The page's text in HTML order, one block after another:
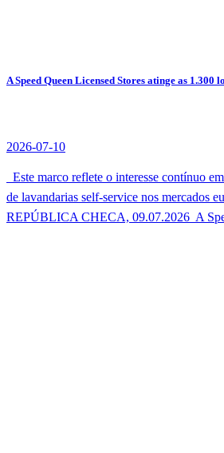
A Speed Queen Licensed Stores atinge as 1.300
2026-07-10
Este marco reflete o interesse contínuo
de lavandarias self-service nos mercados
REPÚBLICA CHECA, 09.07.2026  A